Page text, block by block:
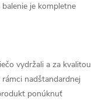
je kompletne
vydržali a za kvalitou
nadštandardnej
ponúknuť